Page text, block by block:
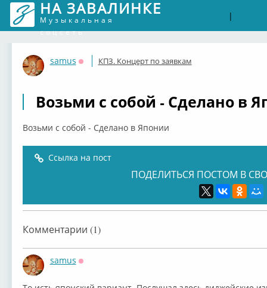
НА ЗАВАЛИНКЕ
Музыкальная
соцсеть
|
samus
Оффлайн
КПЗ. Концерт по заявкам
Возьми с собой - Сделано в
Возьми с собой - Сделано в Японии
Ссылка на пост
ПОДЕЛИТЬСЯ ПОСТОМ В
Комментарии (1)
samus